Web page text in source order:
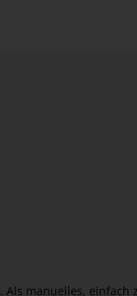
manuelles,